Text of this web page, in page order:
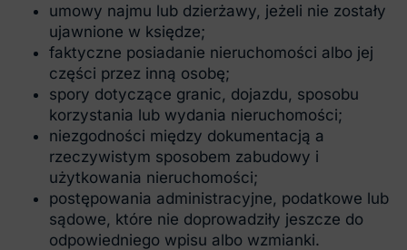
umowy najmu lub dzierżawy, jeżeli nie zostały
ujawnione w księdze;
faktyczne posiadanie nieruchomości albo jej
części przez inną osobę;
spory dotyczące granic, dojazdu, sposobu
korzystania lub wydania nieruchomości;
niezgodności między dokumentacją a
rzeczywistym sposobem zabudowy i
użytkowania nieruchomości;
postępowania administracyjne, podatkowe lub
sądowe, które nie doprowadziły jeszcze do
odpowiedniego wpisu albo wzmianki.